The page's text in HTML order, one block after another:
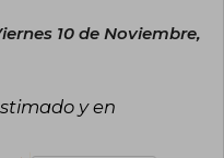
10 de Noviembre,
y en